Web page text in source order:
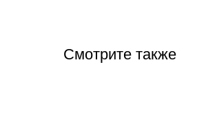
Смотрите также